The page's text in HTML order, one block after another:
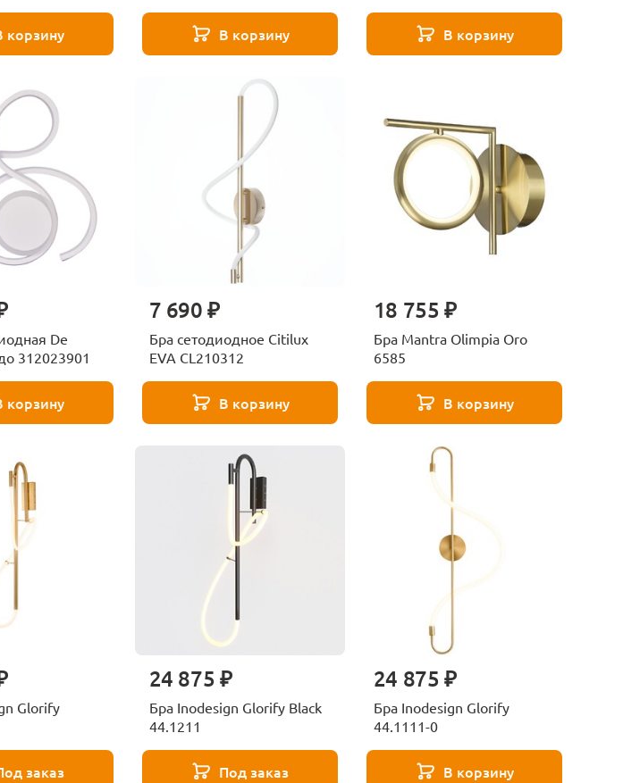
корзину В корзину В корзину
De
312023901
корзину
7 690 ₽
Бра сетодиодное Citilux
EVA CL210312
В корзину
18 755 ₽
Бра Mantra Olimpia Oro
6585
В корзину
Glorify
заказ
24 875 ₽
Бра Inodesign Glorify Black
44.1211
Под заказ
24 875 ₽
Бра Inodesign Glorify
44.1111-0
В корзину